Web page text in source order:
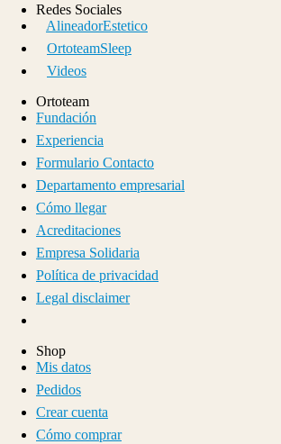
Redes Sociales
AlineadorEstetico
OrtoteamSleep
Videos
Ortoteam
Fundación
Experiencia
Formulario Contacto
Departamento empresarial
Cómo llegar
Acreditaciones
Empresa Solidaria
Política de privacidad
Legal disclaimer
Shop
Mis datos
Pedidos
Crear cuenta
Cómo comprar